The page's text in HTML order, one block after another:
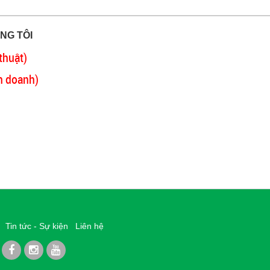
TÔI
doanh)
Tin tức - Sự kiện Liên hệ